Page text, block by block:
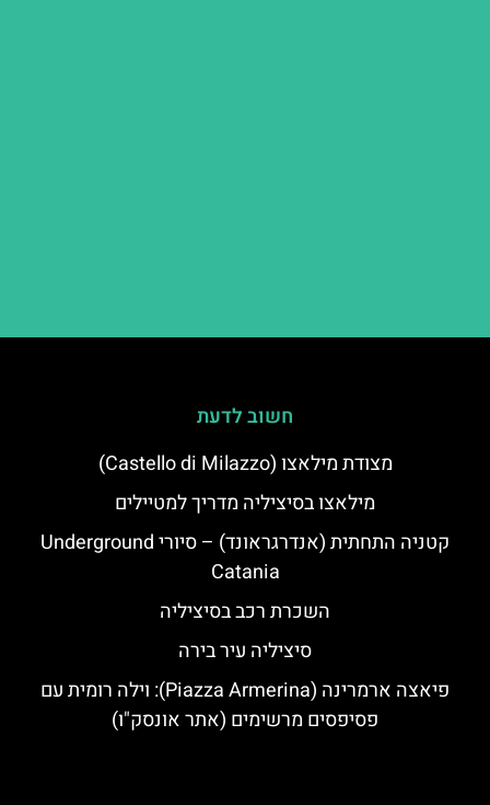
חשוב לדעת
מצודת מילאצו (Castello di Milazzo)
מילאצו בסיציליה מדריך למטיילים
קטניה התחתית (אנדרגראונד) – סיורי Underground
Catania
השכרת רכב בסיציליה
סיציליה עיר בירה
פיאצה ארמרינה (Piazza Armerina): וילה רומית עם
פסיפסים מרשימים (אתר אונסק"ו)